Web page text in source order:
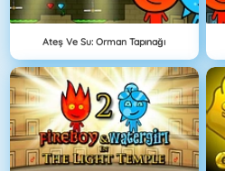
Ateş Ve Su: Orman Tapınağı